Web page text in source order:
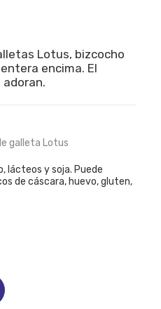
Lotus, bizcocho
encima. El
galleta Lotus
lácteos y soja. Puede
de cáscara, huevo, gluten,